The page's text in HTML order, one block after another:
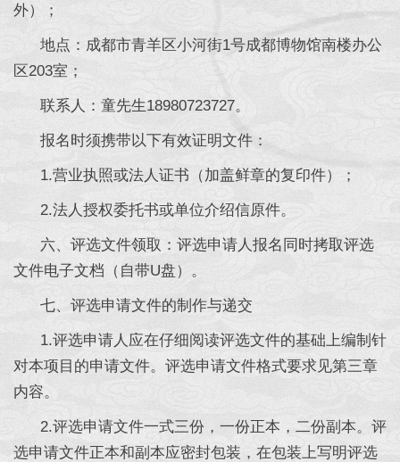
外）；
地点：成都市青羊区小河街1号成都博物馆南楼办公
区203室；
联系人：童先生18980723727。
报名时须携带以下有效证明文件：
1.营业执照或法人证书（加盖鲜章的复印件）；
2.法人授权委托书或单位介绍信原件。
六、评选文件领取：评选申请人报名同时拷取评选
文件电子文档（自带U盘）。
七、评选申请文件的制作与递交
1.评选申请人应在仔细阅读评选文件的基础上编制针
对本项目的申请文件。评选申请文件格式要求见第三章
内容。
2.评选申请文件一式三份，一份正本，二份副本。评
选申请文件正本和副本应密封包装，在包装上写明评选